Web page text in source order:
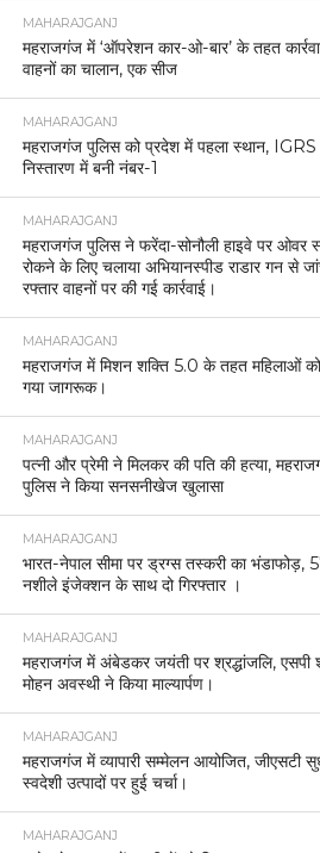
MAHARAJGANJ
महराजगंज में पुलिस प्रशासन में बड़ा फेरबदल, सोमेंद्र
का तबादला, शक्ति मोहन अवस्थी बने नए एसपी
MAHARAJGANJ
थाना सिंदुरिया की मिशन शक्ति टीम ने 2 वर्षीय बच्ची
30 मिनट में खोजकर परिजनों को सौंपा, पुलिस की
कार्रवाई ने जीता दिलमहराजगंज
MAHARAJGANJ
महराजगंज पुलिस ने धनतेरस व दीपावली पर सुरक्षा
का लिया जायजा
MAHARAJGANJ
डीआईजी ने सैल्युटिंग बेस का लोकार्पण किया, मिशन
5.0 को दी नई दिशा
MAHARAJGANJ
महराजगंज के पूर्व ADM का जलवा, 16 अभ्यर्थियों
लहराया सफलता का परचम
MAHARAJGANJ
महराजगंज में नए एसपी ने संभाला कार्यभार, जनता की
समस्याएं सुनकर दिए निर्देश।
MAHARAJGANJ
महराजगंज में लू से निपटने की तैयारी तेज, प्रशासन ने
संयुक्त रणनीति
MAHARAJGANJ
नौतनवां में नकली सोना बेचने वाला ठग गिरफ्तार,
को बना चुका था निशाना।
MAHARAJGANJ